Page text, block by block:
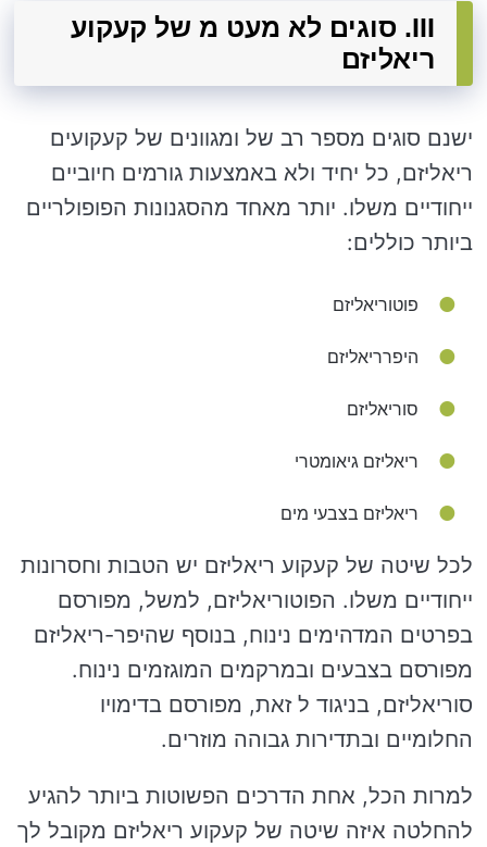
III. סוגים לא מעט מ של קעקוע
ריאליזם
ישנם סוגים מספר רב של ומגוונים של קעקועים
ריאליזם, כל יחיד ולא באמצעות גורמים חיוביים
ייחודיים משלו. יותר מאחד מהסגנונות הפופולריים
ביותר כוללים:
פוטוריאליזם
היפרריאליזם
סוריאליזם
ריאליזם גיאומטרי
ריאליזם בצבעי מים
לכל שיטה של קעקוע ריאליזם יש הטבות וחסרונות
ייחודיים משלו. הפוטוריאליזם, למשל, מפורסם
בפרטים המדהימים נינוח, בנוסף שהיפר-ריאליזם
מפורסם בצבעים ובמרקמים המוגזמים נינוח.
סוריאליזם, בניגוד ל זאת, מפורסם בדימויו
החלומיים ובתדירות גבוהה מוזרים.
למרות הכל, אחת הדרכים הפשוטות ביותר להגיע
להחלטה איזה שיטה של קעקוע ריאליזם מקובל לך